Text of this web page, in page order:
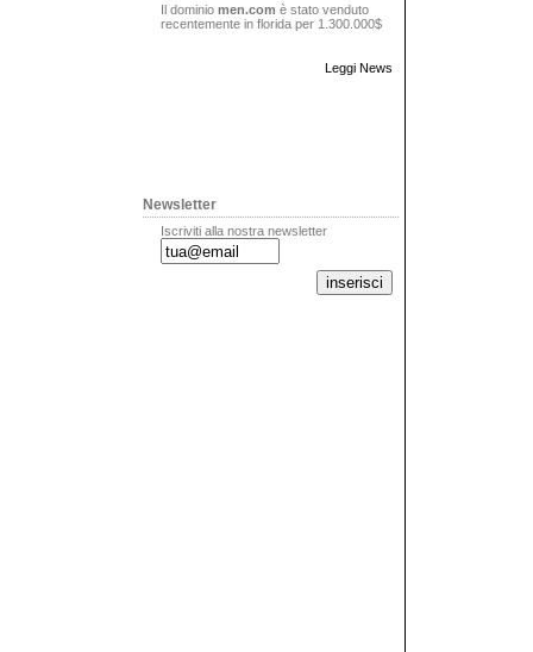
Il dominio men.com è stato venduto
recentemente in florida per 1.300.000$
Leggi News
Newsletter
Iscriviti alla nostra newsletter